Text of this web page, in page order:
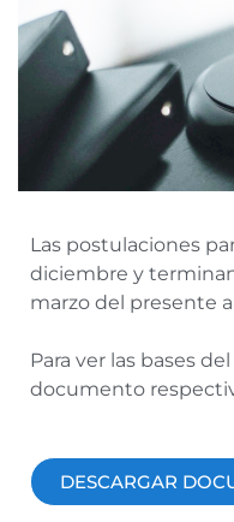
Las postulaciones
diciembre y terminan
marzo del presente
Para ver las bases
documento
DESCARGAR